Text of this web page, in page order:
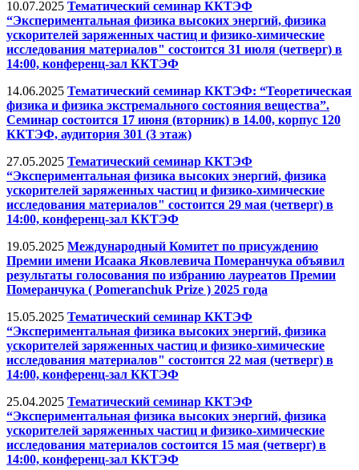
10.07.2025 Тематический семинар ККТЭФ
“Экспериментальная физика высоких энергий, физика
ускорителей заряженных частиц и физико-химические
исследования материалов" состоится 31 июля (четверг) в
14:00, конференц-зал ККТЭФ
14.06.2025 Тематический семинар ККТЭФ: “Теоретическая
физика и физика экстремального состояния вещества”.
Семинар состоится 17 июня (вторник) в 14.00, корпус 120
ККТЭФ, аудитория 301 (3 этаж)
27.05.2025 Тематический семинар ККТЭФ
“Экспериментальная физика высоких энергий, физика
ускорителей заряженных частиц и физико-химические
исследования материалов" состоится 29 мая (четверг) в
14:00, конференц-зал ККТЭФ
19.05.2025 Международный Комитет по присуждению
Премии имени Исаака Яковлевича Померанчука объявил
результаты голосования по избранию лауреатов Премии
Померанчука ( Pomeranchuk Prize ) 2025 года
15.05.2025 Тематический семинар ККТЭФ
“Экспериментальная физика высоких энергий, физика
ускорителей заряженных частиц и физико-химические
исследования материалов" состоится 22 мая (четверг) в
14:00, конференц-зал ККТЭФ
25.04.2025 Тематический семинар ККТЭФ
“Экспериментальная физика высоких энергий, физика
ускорителей заряженных частиц и физико-химические
исследования материалов состоится 15 мая (четверг) в
14:00, конференц-зал ККТЭФ